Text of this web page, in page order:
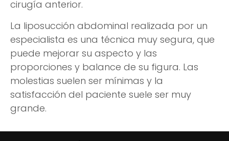
cirugía anterior.
La liposucción abdominal realizada por un
especialista es una técnica muy segura, que
puede mejorar su aspecto y las
proporciones y balance de su figura. Las
molestias suelen ser mínimas y la
satisfacción del paciente suele ser muy
grande.